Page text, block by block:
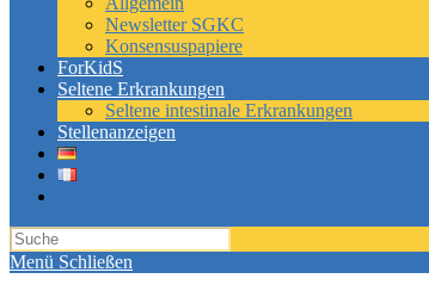
Newsletter SGKC
Konsensuspapiere
ForKidS
Seltene Erkrankungen
Seltene intestinale Erkrankungen
Stellenanzeigen
search
Menü Schließen